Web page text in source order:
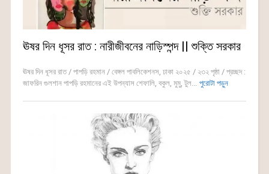
ঊষর দিন ধূসর রাত : নারীজীবনের নাড়িস্পন্দ || শুক্তি সরকার
ঊষর দিন ধূসর রাত / পাপড়ি রহমান / বেঙ্গল পাবলিকেশনস, ঢাকা ২০২৫ / ২৩২ পৃষ্ঠা / প্রচ্ছদ :
জাফরিন গুলশান পাপড়ি রহমানের এই উপন্যাস শেফালি, বকুল, মুমু, টুল... পুরোটা পড়ুন